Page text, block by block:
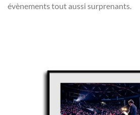
évènements tout aussi surprenants.